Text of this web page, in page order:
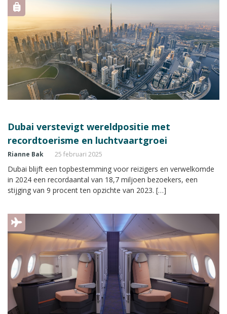
Dubai verstevigt wereldpositie met
recordtoerisme en luchtvaartgroei
Rianne Bak 25 februari 2025
Dubai blijft een topbestemming voor reizigers en verwelkomde
in 2024 een recordaantal van 18,7 miljoen bezoekers, een
stijging van 9 procent ten opzichte van 2023. […]